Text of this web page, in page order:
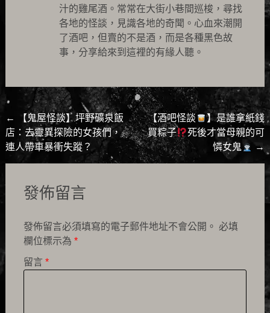
汁的雞尾酒。常常在大街小巷間巡梭，尋找
各地的怪談，見識各地的奇聞。心血來潮開
了酒吧，但賣的不是酒，而是各種黑色故
事，分享給來到這裡的有緣人聽。
Post
navigation
←
【鬼屋怪談】坪野礦泉飯
店：去靈異探險的女孩們，
連人帶車暴衝失蹤？
【酒吧怪談
】是誰拿紙錢
買粽子
死後才當母親的可
憐女鬼
→
發佈留言
發佈留言必須填寫的電子郵件地址不會公開。 必填
欄位標示為 *
留言 *